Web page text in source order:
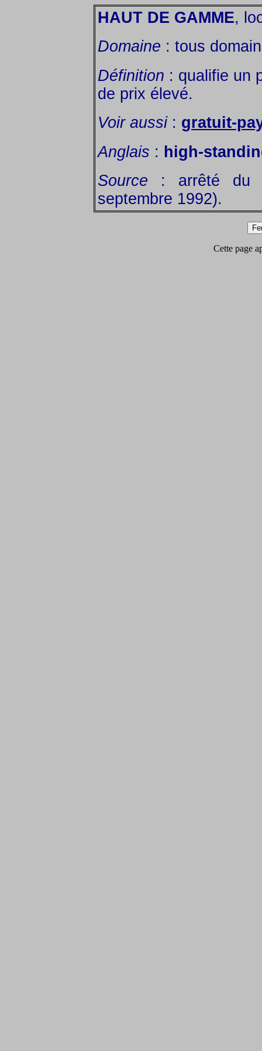
HAUT DE GAMME,
Domaine : tous
Définition : qualifie un
de prix élevé.
Voir aussi: gratuit-
Anglais : high-
Source : arrêté du
septembre 1992).
Cette page